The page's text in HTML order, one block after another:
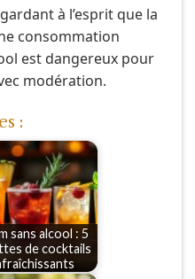
à l’esprit que la
consommation
est dangereux pour
modération.
:
sans alcool : 5
de cocktails